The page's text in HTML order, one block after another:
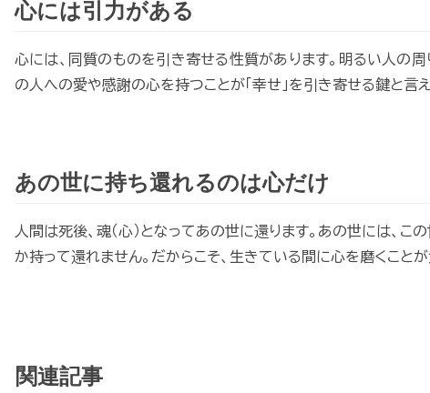
心には引力がある
心には、同質のものを引き寄せる性質があります。明るい人の
の人への愛や感謝の心を持つことが「幸せ」を引き寄せる鍵と言え
あの世に持ち還れるのは心だけ
人間は死後、魂（心）となってあの世に還ります。あの世には、こ
か持って還れません。だからこそ、生きている間に心を磨くことが
関連記事